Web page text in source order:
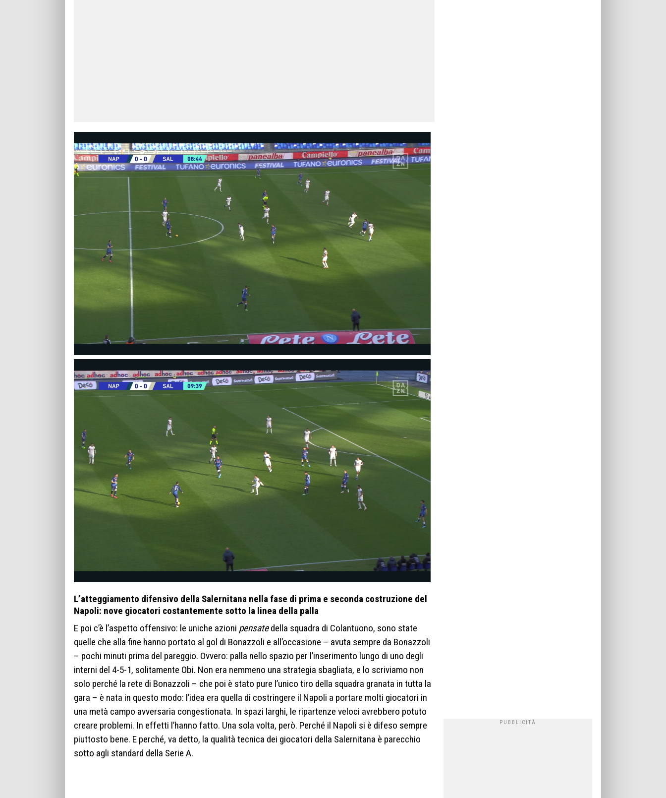
L’atteggiamento difensivo della Salernitana nella fase di prima e seconda costruzione del
Napoli: nove giocatori costantemente sotto la linea della palla
E poi c’è l’aspetto offensivo: le uniche azioni pensatedella squadra di Colantuono, sono state
quelle che alla fine hanno portato al gol di Bonazzoli e all’occasione – avuta sempre da Bonazzoli
– pochi minuti prima del pareggio. Ovvero: palla nello spazio per l’inserimento lungo di uno degli
interni del 4-5-1, solitamente Obi. Non era nemmeno una strategia sbagliata, e lo scriviamo non
solo perché la rete di Bonazzoli – che poi è stato pure l’unico tiro della squadra granata in tutta la
gara – è nata in questo modo: l’idea era quella di costringere il Napoli a portare molti giocatori in
una metà campo avversaria congestionata. In spazi larghi, le ripartenze veloci avrebbero potuto
creare problemi. In effetti l’hanno fatto. Una sola volta, però. Perché il Napoli si è difeso sempre
piuttosto bene. E perché, va detto, la qualità tecnica dei giocatori della Salernitana è parecchio
sotto agli standard della Serie A.